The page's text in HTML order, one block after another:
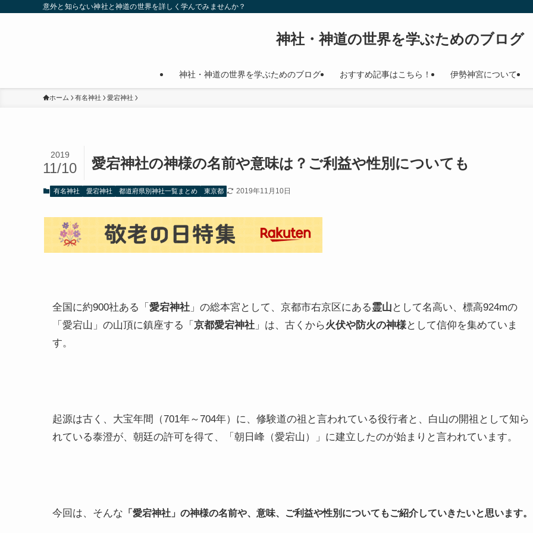
意外と知らない神社と神道の世界を詳しく学んでみませんか？
神社・神道の世界を学ぶためのブログ
神社・神道の世界を学ぶためのブログ おすすめ記事はこちら！ 伊勢神宮について
ホーム 有名神社 愛宕神社
愛宕神社の神様の名前や意味は？ご利益や性別についても
2019
11/10
有名神社 愛宕神社 都道府県別神社一覧まとめ 東京都 2019年11月10日
全国に約900社ある「 愛宕神社 」の総本宮として、京都市右京区にある霊山 として名高い、標高924mの
「愛宕山」の山頂に鎮座する「 京都愛宕神社 」は、古くから火伏や防火の神様として信仰を集めていま
す。
起源は古く、大宝年間（701年～704年）に、修験道の祖と言われている役行者と、白山の開祖として知ら
れている泰澄が、朝廷の許可を得て、「朝日峰（愛宕山）」に建立したのが始まりと言われています。
今回は、そんな 「 愛宕神社」の神様の名前や、意味、ご利益や性別についてもご紹介していきたいと思います。